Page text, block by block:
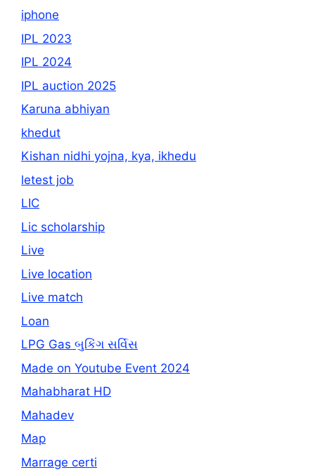
iphone
IPL 2023
IPL 2024
IPL auction 2025
Karuna abhiyan
khedut
Kishan nidhi yojna, kya, ikhedu
letest job
LIC
Lic scholarship
Live
Live location
Live match
Loan
LPG Gas બુકિંગ સર્વિસ
Made on Youtube Event 2024
Mahabharat HD
Mahadev
Map
Marrage certi